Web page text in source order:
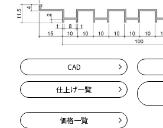
CAD
仕上げ一覧
価格一覧